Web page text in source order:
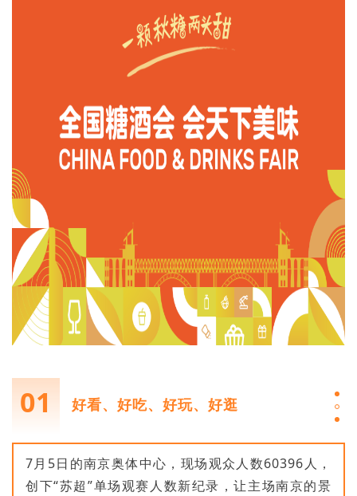
01 好看、好吃、好玩、好逛
7月5日的南京奥体中心，现场观众人数60396人，
创下“苏超”单场观赛人数新纪录，让主场南京的景